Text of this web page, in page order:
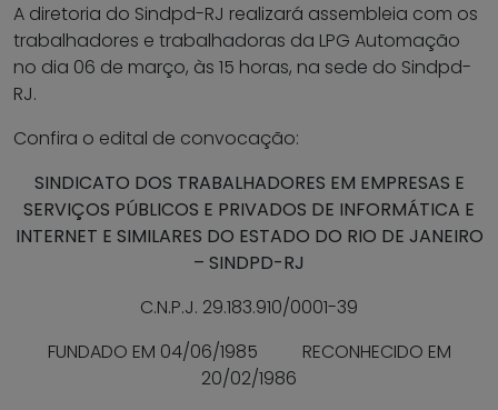
A diretoria do Sindpd-RJ realizará assembleia com os
trabalhadores e trabalhadoras da LPG Automação
no dia 06 de março, às 15 horas, na sede do Sindpd-
RJ.
Confira o edital de convocação:
SINDICATO DOS TRABALHADORES EM EMPRESAS E
SERVIÇOS PÚBLICOS E PRIVADOS DE INFORMÁTICA E
INTERNET E SIMILARES DO ESTADO DO RIO DE JANEIRO
– SINDPD-RJ
C.N.P.J. 29.183.910/0001-39
FUNDADO EM 04/06/1985 RECONHECIDO EM
20/02/1986